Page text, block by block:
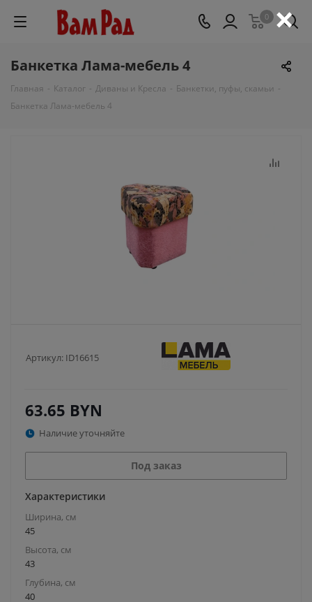
0
Банкетка Лама-мебель 4
Главная - Каталог - Диваны и Кресла - Банкетки, пуфы, скамьи -
Банкетка Лама-мебель 4
Артикул: ID16615
63.65 BYN
Наличие уточняйте
Под заказ
Характеристики
Ширина, см
45
Высота, см
43
Глубина, см
40
×